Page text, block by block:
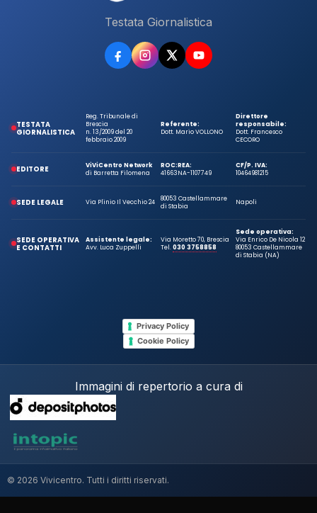
Testata Giornalistica
TESTATA
GIORNALISTICA
Reg. Tribunale di
Brescia
n. 13/2009 del 20
febbraio 2009
Referente:
Dott. Mario VOLLONO
Direttore
responsabile:
Dott. Francesco
CECORO
EDITORE
ViViCentro Network
di Barretta Filomena
ROC:
41663
REA:
NA-1107749
CF/P. IVA:
10464981215
SEDE LEGALE Via Plinio Il Vecchio 24
80053 Castellammare
di Stabia
Napoli
SEDE OPERATIVA
E CONTATTI
Assistente legale:
Avv. Luca Zuppelli
Via Moretto 70, Brescia
Tel.030 3758858
Sede operativa:
Via Enrico De Nicola 12
80053 Castellammare
di Stabia (NA)
Privacy Policy
Cookie Policy
Immagini di repertorio a cura di
© 2026 Vivicentro. Tutti i diritti riservati.